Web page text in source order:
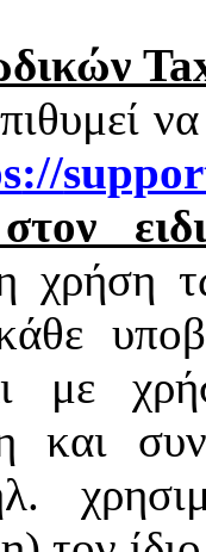
να
://
χρήση
με
και